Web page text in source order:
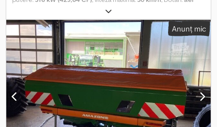
condiționat, cabină, computer de bord
2650, Ore tambur / rotor: 1420, Compensare pantă, Transmisie
hidrostatică_____Motor: John Deere, motor cu 6 cilindri, 9,0 L, 317
kW (cca. 431 CP)Viteză de deplasare: 30 km/hVolum buncăr de
boabe: 10.600 litriRotor: diametru 762 mmViteză de descărcare:
aprox. 110 litri/secundăRezervor de combustibil: 950 litriFără
hederDotări:Cabină: cabină premium cu display mare, aer
condiționat și radio cu sistem hands-freeGPS: inclusiv măsurare
randament și umiditateComputer de bord: monitorizarea tuturor
parametrilor importanți ai utilajuluiControl al debitului:
optimizarea performanței de recoltareMăsurarea pierderilor:
minimizarea pierderilor la recoltareContor hectare: monitorizarea
Anunț mic